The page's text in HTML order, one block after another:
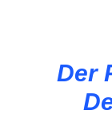
Der